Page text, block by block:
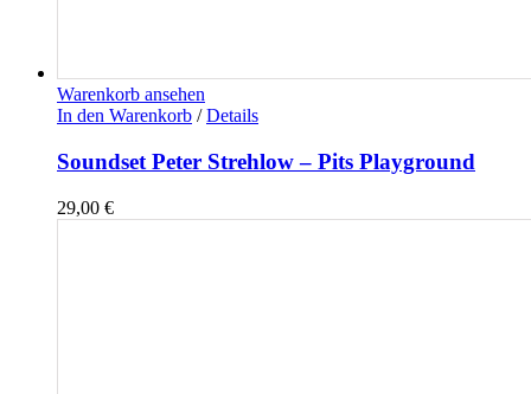
Warenkorb ansehen
In den Warenkorb / Details
Soundset Peter Strehlow – Pits Playground
29,00 €